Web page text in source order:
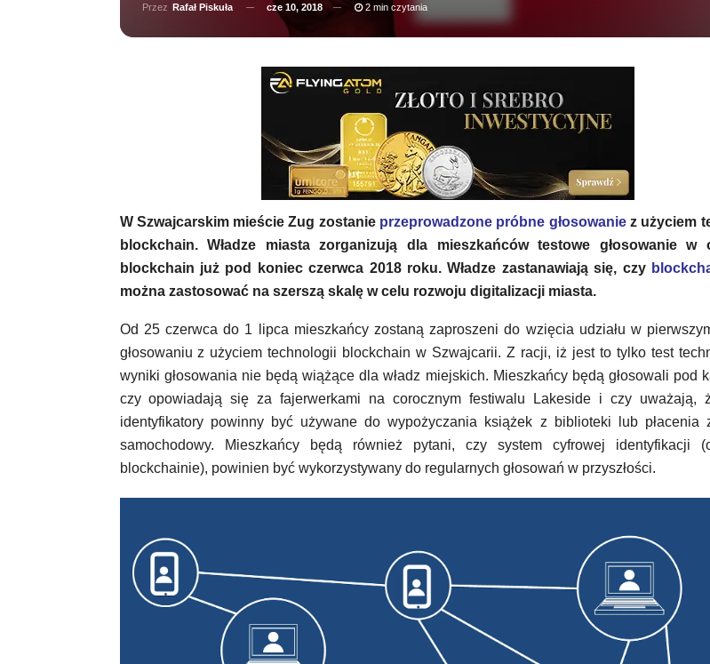
Przez Rafał Piskuła cze 10, 2018 2 min czytania
W Szwajcarskim mieście Zug zostanie przeprowadzone próbne głosowaniez użyciem
blockchain. Władze miasta zorganizują dla mieszkańców testowe głosowanie w
blockchain już pod koniec czerwca 2018 roku. Władze zastanawiają się, czy
można zastosować na szerszą skalę w celu rozwoju digitalizacji miasta.
Od 25 czerwca do 1 lipca mieszkańcy zostaną zaproszeni do wzięcia udziału w
głosowaniu z użyciem technologii blockchain w Szwajcarii. Z racji, iż jest to tylko test
wyniki głosowania nie będą wiążące dla władz miejskich. Mieszkańcy będą głosowali pod
czy opowiadają się za fajerwerkami na corocznym festiwalu Lakeside i czy uważają,
identyfikatory powinny być używane do wypożyczania książek z biblioteki lub płacenia
samochodowy. Mieszkańcy będą również pytani, czy system cyfrowej identyfikacji
blockchainie), powinien być wykorzystywany do regularnych głosowań w przyszłości.